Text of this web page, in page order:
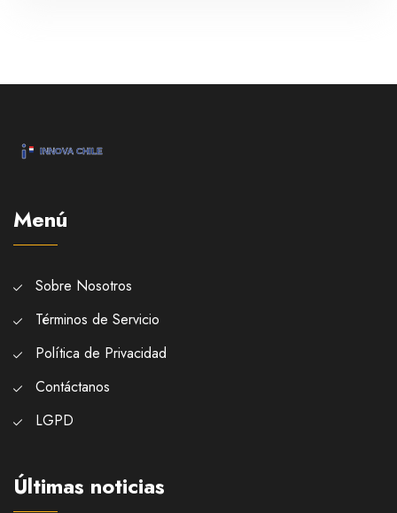
Menú
Sobre Nosotros
Términos de Servicio
Política de Privacidad
Contáctanos
LGPD
Últimas noticias